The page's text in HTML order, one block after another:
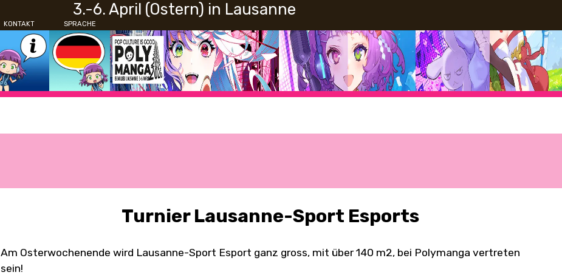
3.-6. April (Ostern) in Lausanne
SPRACHE
KONTAKT
Turnier Lausanne-Sport Esports
Am Osterwochenende wird Lausanne-Sport Esport ganz gross, mit über 140 m2, bei Polymanga vertreten
sein!